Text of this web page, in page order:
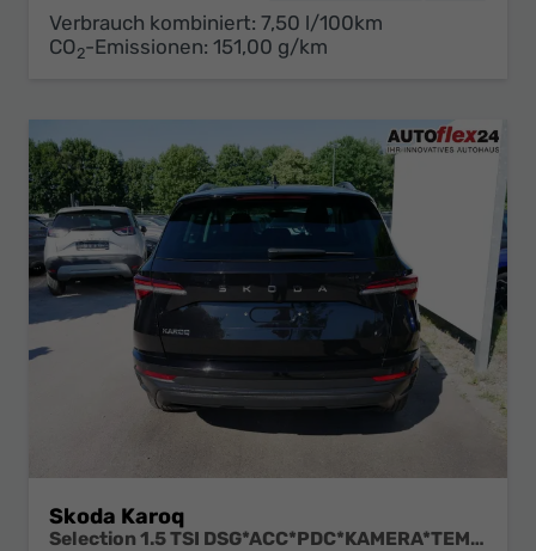
Verbrauch kombiniert: 7,50 l/100km
CO2-Emissionen: 151,00 g/km
Skoda Karoq
Selection 1.5 TSI DSG*ACC*PDC*KAMERA*TEMPOMAT*LED*SMARTLINK*KLIMA*RADIO*17-ZOLL